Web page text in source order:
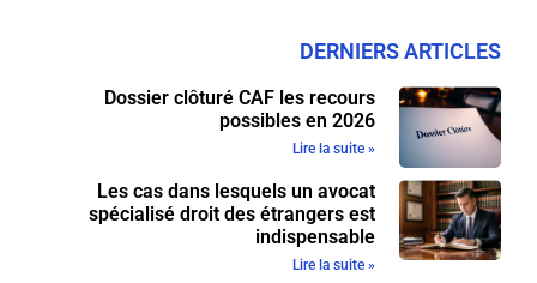
DERNIERS ARTICLES
Dossier clôturé CAF les recours
possibles en 2026
Lire la suite »
Les cas dans lesquels un avocat
spécialisé droit des étrangers est
indispensable
Lire la suite »